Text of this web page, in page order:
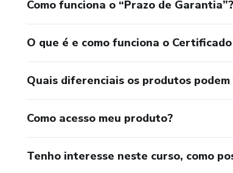
Como funciona o “Prazo de Garantia”?
O que é e como funciona o
Quais diferenciais os produtos
Como acesso meu produto?
Tenho interesse neste curso, como